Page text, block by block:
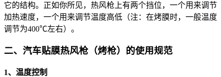
它的结构。正如你所见，热风枪上有两个挡位，一个用来调节
加热速度，一个用来调节温度高低（注：在烤膜时，一般温度
调节为400℃左右）。
二、汽车贴膜热风枪（烤枪）的使用规范
1、温度控制